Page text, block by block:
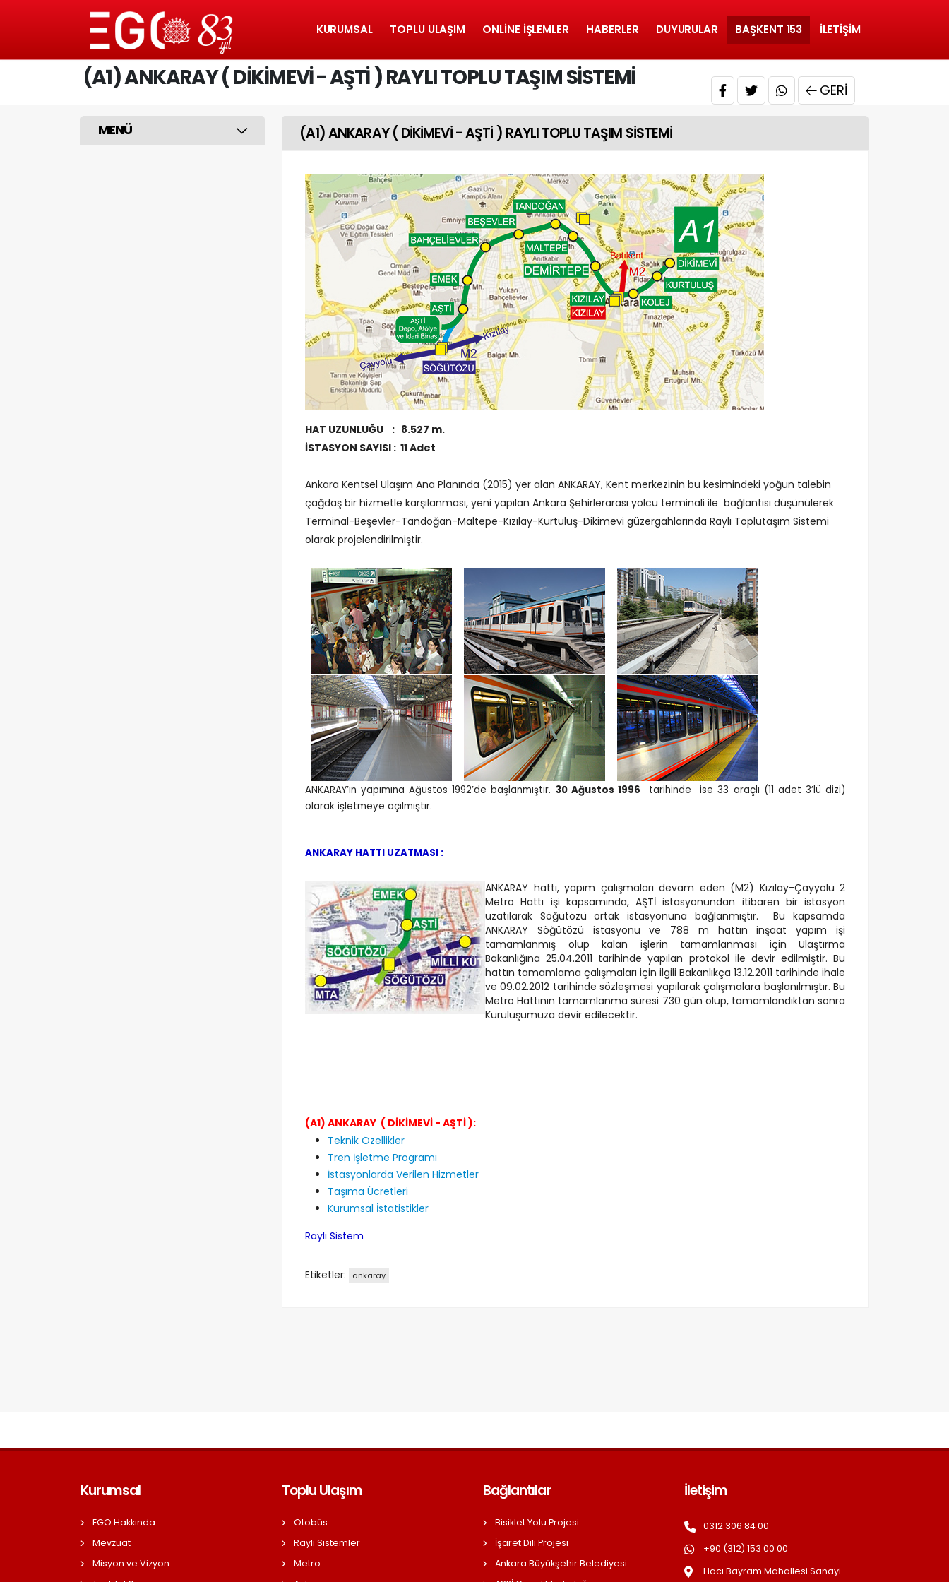
KURUMSAL TOPLU ULAŞIM ONLINE İŞLEMLER HABERLER DUYURULAR BAŞKENT 153 İLETIŞIM
(A1) ANKARAY ( DİKİMEVİ - AŞTİ ) RAYLI TOPLU TAŞIM SİSTEMİ GERI
MENÜ (A1) ANKARAY ( DİKİMEVİ - AŞTİ ) RAYLI TOPLU TAŞIM SİSTEMİ
HAT UZUNLUĞU : 8.527 m.
İSTASYON SAYISI : 11 Adet
Ankara Kentsel Ulaşım Ana Planında (2015) yer alan ANKARAY, Kent merkezinin bu kesimindeki yoğun talebin
çağdaş bir hizmetle karşılanması, yeni yapılan Ankara Şehirlerarası yolcu terminali ile bağlantısı düşünülerek
Terminal-Beşevler-Tandoğan-Maltepe-Kızılay-Kurtuluş-Dikimevi güzergahlarında Raylı Toplutaşım Sistemi
olarak projelendirilmiştir.
ANKARAY’ın yapımına Ağustos 1992’de başlanmıştır. 30 Ağustos 1996 tarihinde
ise 33 araçlı (11 adet 3’lü dizi)
olarak işletmeye açılmıştır.
ANKARAY HATTI UZATMASI :
ANKARAY hattı, yapım çalışmaları devam eden (M2) Kızılay-Çayyolu 2
Metro Hattı işi kapsamında, AŞTİ istasyonundan itibaren bir istasyon
uzatılarak Söğütözü ortak istasyonuna bağlanmıştır. Bu kapsamda
ANKARAY Söğütözü istasyonu ve 788 m hattın inşaat yapım işi
tamamlanmış olup kalan işlerin tamamlanması için Ulaştırma
Bakanlığına 25.04.2011 tarihinde yapılan protokol ile devir edilmiştir. Bu
hattın tamamlama çalışmaları için ilgili Bakanlıkça 13.12.2011 tarihinde ihale
ve 09.02.2012 tarihinde sözleşmesi yapılarak çalışmalara başlanılmıştır. Bu
Metro Hattının tamamlanma süresi 730 gün olup, tamamlandıktan sonra
Kuruluşumuza devir edilecektir.
(A1) ANKARAY ( DİKİMEVİ - AŞTİ ):
Teknik Özellikler
Tren İşletme Programı
İstasyonlarda Verilen Hizmetler
Taşıma Ücretleri
Kurumsal İstatistikler
Raylı Sistem
Etiketler: ankaray
Kurumsal
EGO Hakkında
Mevzuat
Misyon ve Vizyon
Toplu Ulaşım
Otobüs
Raylı Sistemler
Metro
Bağlantılar
Bisiklet Yolu Projesi
İşaret Dili Projesi
Ankara Büyükşehir Belediyesi
İletişim
0312 306 84 00
+90 (312) 153 00 00
Hacı Bayram Mahallesi Sanayi